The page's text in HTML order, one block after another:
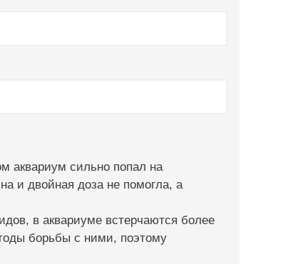
аквариум сильно попал на
и двойная доза не помогла, а
в аквариуме встерчаются более
борьбы с ними, поэтому